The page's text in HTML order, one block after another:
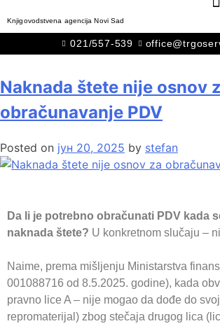
Knjigovodstvena agencija Novi Sad
021/557-539
Ознака:
Naknada štete nije osnov
obračunavanje PDV
Posted on јун 20, 2025 by stefan
Da li je potrebno obračunati PDV kada
naknada štete? U konkretnom slučaju –
Naime, prema mišljenju Ministarstva
001088716 od 8.5.2025. godine), kada
pravno lice A – nije mogao da dođe do
repromaterijal) zbog stečaja drugog lica